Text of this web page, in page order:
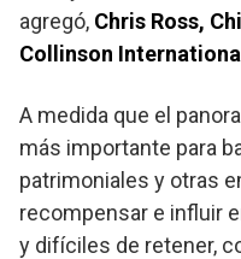
agregó, Chris Ross,
Collinson
A medida que el
más importante para
patrimoniales y otras
recompensar e influir
y difíciles de retener,